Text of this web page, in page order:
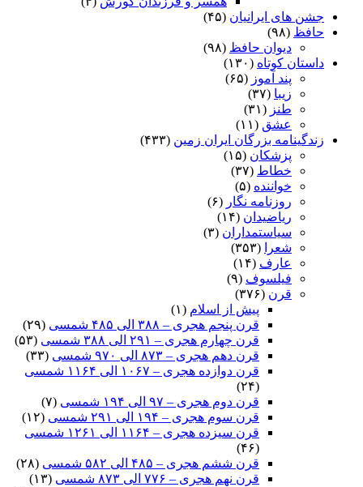
جشن های ایرانیان (۴۵)
حافظ (۹۸)
دیوان حافظ (۹۸)
داستان کوتاه (۱۳۰)
پند آموز (۶۵)
زیبا (۳۷)
طنز (۳۱)
عشق (۱۱)
زندگینامه بزرگان ایران زمین (۴۳۳)
پزشکان (۱۵)
خطاط (۳۷)
خواننده (۵)
روزنامه نگار (۶)
ریاضیدان (۱۴)
سیاستمداران (۳)
شعرا
(۳۵۳)
عارف (۱۴)
فیلسوف (۹)
قرن (۳۷۶)
پیش از اسلام (۱)
قرن پنجم هجری – ۳۸۸ الی ۴۸۵ شمسی
(۲۹)
قرن چهارم هجری – ۲۹۱ الی ۳۸۸ شمسی
(۵۳)
قرن دهم هجری – ۸۷۳ الی ۹۷۰ شمسی
(۳۳)
قرن دوازده هجری – ۱۰۶۷ الی ۱۱۶۴ شمسی
(۲۴)
قرن دوم هجری – ۹۷ الی ۱۹۴ شمسی
(۷)
قرن سوم هجری – ۱۹۴ الی ۲۹۱ شمسی
(۱۲)
قرن سیزده هجری – ۱۱۶۴ الی ۱۲۶۱ شمسی
(۴۶)
قرن ششم هجری – ۴۸۵ الی ۵۸۲ شمسی
(۲۸)
قرن نهم هجری – ۷۷۶ الی ۸۷۳ شمسی
(۱۳)